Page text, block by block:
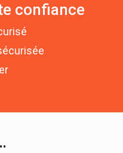
confiance